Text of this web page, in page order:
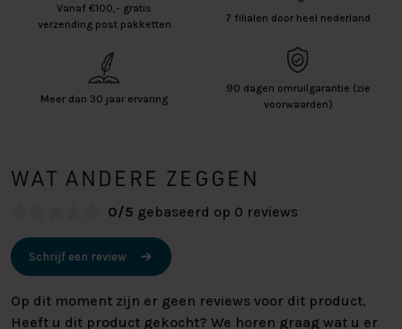
Vanaf €100,- gratis
verzending post pakketten
7 filialen door heel nederland
Meer dan 30 jaar ervaring
90 dagen omruilgarantie (zie
voorwaarden)
WAT ANDERE ZEGGEN
0/5 gebaseerd op 0 reviews
Schrijf een review
Op dit moment zijn er geen reviews voor dit product.
Heeft u dit product gekocht? We horen graag wat u er